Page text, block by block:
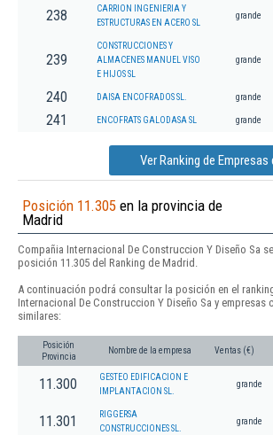
238
CARRION INGENIERIA Y
ESTRUCTURAS EN ACERO SL
grande
239
CONSTRUCCIONES Y
ALMACENES MANUEL VISO
E HIJOS SL
grande
240 DAISA ENCOFRADOS SL. grande
241 ENCOFRATS GALODASA SL grande
Ver Ranking de Empresas
Posición 11.305 en la provincia de
Madrid
Compañia Internacional De Construccion Y Diseño Sa
posición 11.305 del Ranking de Madrid.
A continuación podrá consultar la posición en el
Internacional De Construccion Y Diseño Sa y empresas
similares:
Posición
Provincia
Nombre de la empresa Ventas (€)
11.300
GESTEO EDIFICACION E
IMPLANTACION SL.
grande
11.301
RIGGERSA
CONSTRUCCIONES SL.
grande